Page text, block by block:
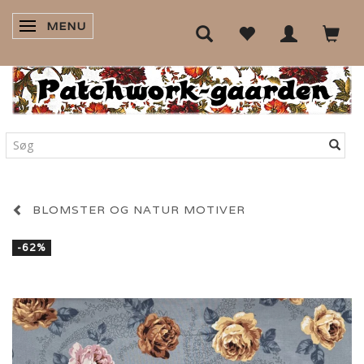
SKIFTE NAVIGATION
MENU
BLOMSTER OG NATUR MOTIVER
-62%